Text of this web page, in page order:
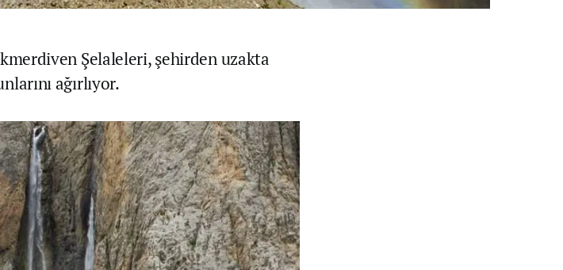
Şelaleleri, şehirden uzakta
ağırlıyor.